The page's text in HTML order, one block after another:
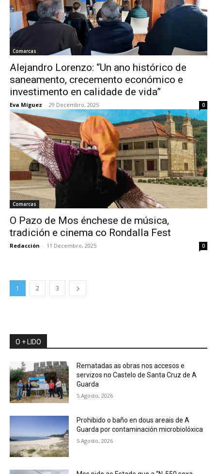
Comarcas
Alejandro Lorenzo: “Un ano histórico de
saneamento, crecemento económico e
investimento en calidade de vida”
Eva Míguez - 29 Decembro, 2025 0
Comarcas
O Pazo de Mos énchese de música,
tradición e cinema co Rondalla Fest
Redacción - 11 Decembro, 2025 0
1 2 3
O + LIDO
Rematadas as obras nos accesos e
servizos no Castelo de Santa Cruz de A
Guarda
5 Agosto, 2026
Prohibido o baño en dous areais de A
Guarda por contaminación microbiolóxica
5 Agosto, 2026